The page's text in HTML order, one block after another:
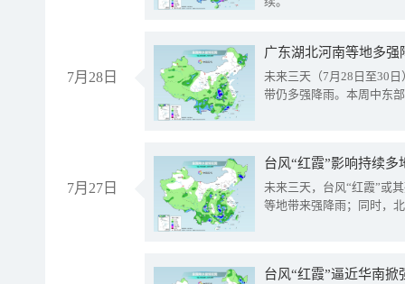
7月28日
广东湖北河南等地多
未来三天（7月28日至30
带仍多强降雨。本周中东
7月27日
台风“红霞”影响持续
未来三天，台风“红霞”或
等地带来强降雨；同时，
台风“红霞”逼近华南